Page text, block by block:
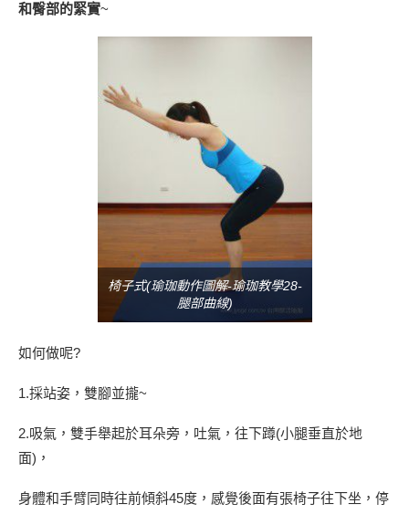
和臀部的緊實~
椅子式(瑜珈動作圖解-瑜珈教學28-
腿部曲線)
如何做呢?
1.採站姿，雙腳並攏~
2.吸氣，雙手舉起於耳朵旁，吐氣，往下蹲(小腿垂直於地
面)，
身體和手臂同時往前傾斜45度，感覺後面有張椅子往下坐，停